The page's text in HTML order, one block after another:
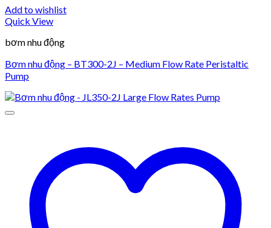
Add to wishlist
Quick View
bơm nhu động
Bơm nhu động – BT300-2J – Medium Flow Rate Peristaltic
Pump